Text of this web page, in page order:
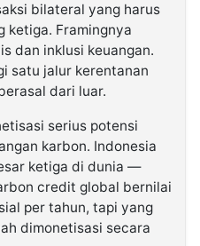
bilateral yang harus
ketiga. Framingnya
dan inklusi keuangan.
satu jalur kerentanan
dari luar.
serius potensi
karbon. Indonesia
ketiga di dunia —
credit global bernilai
per tahun, tapi yang
dimonetisasi secara